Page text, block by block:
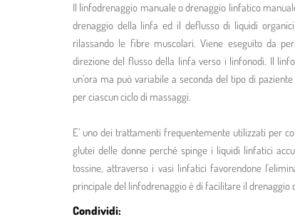
Il linfodrenaggio manuale o drenaggio linfatico
drenaggio della linfa ed il deflusso di liquidi
rilassando le fibre muscolari. Viene eseguito da
direzione del flusso della linfa verso i linfonodi. Il
un’ora ma può variabile a seconda del tipo di
per ciascun ciclo di massaggi.
E’ uno dei trattamenti frequentemente utilizzati per
glutei delle donne perché spinge i liquidi linfatici
tossine, attraverso i vasi linfatici favorendone
principale del linfodrenaggio è di facilitare il
Condividi: